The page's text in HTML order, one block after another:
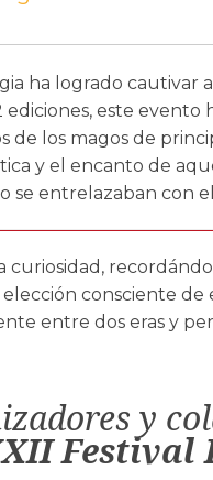
ha logrado cautivar
este evento
de los magos de
y el encanto de
se entrelazaban con
consciente de
entre dos eras y
y